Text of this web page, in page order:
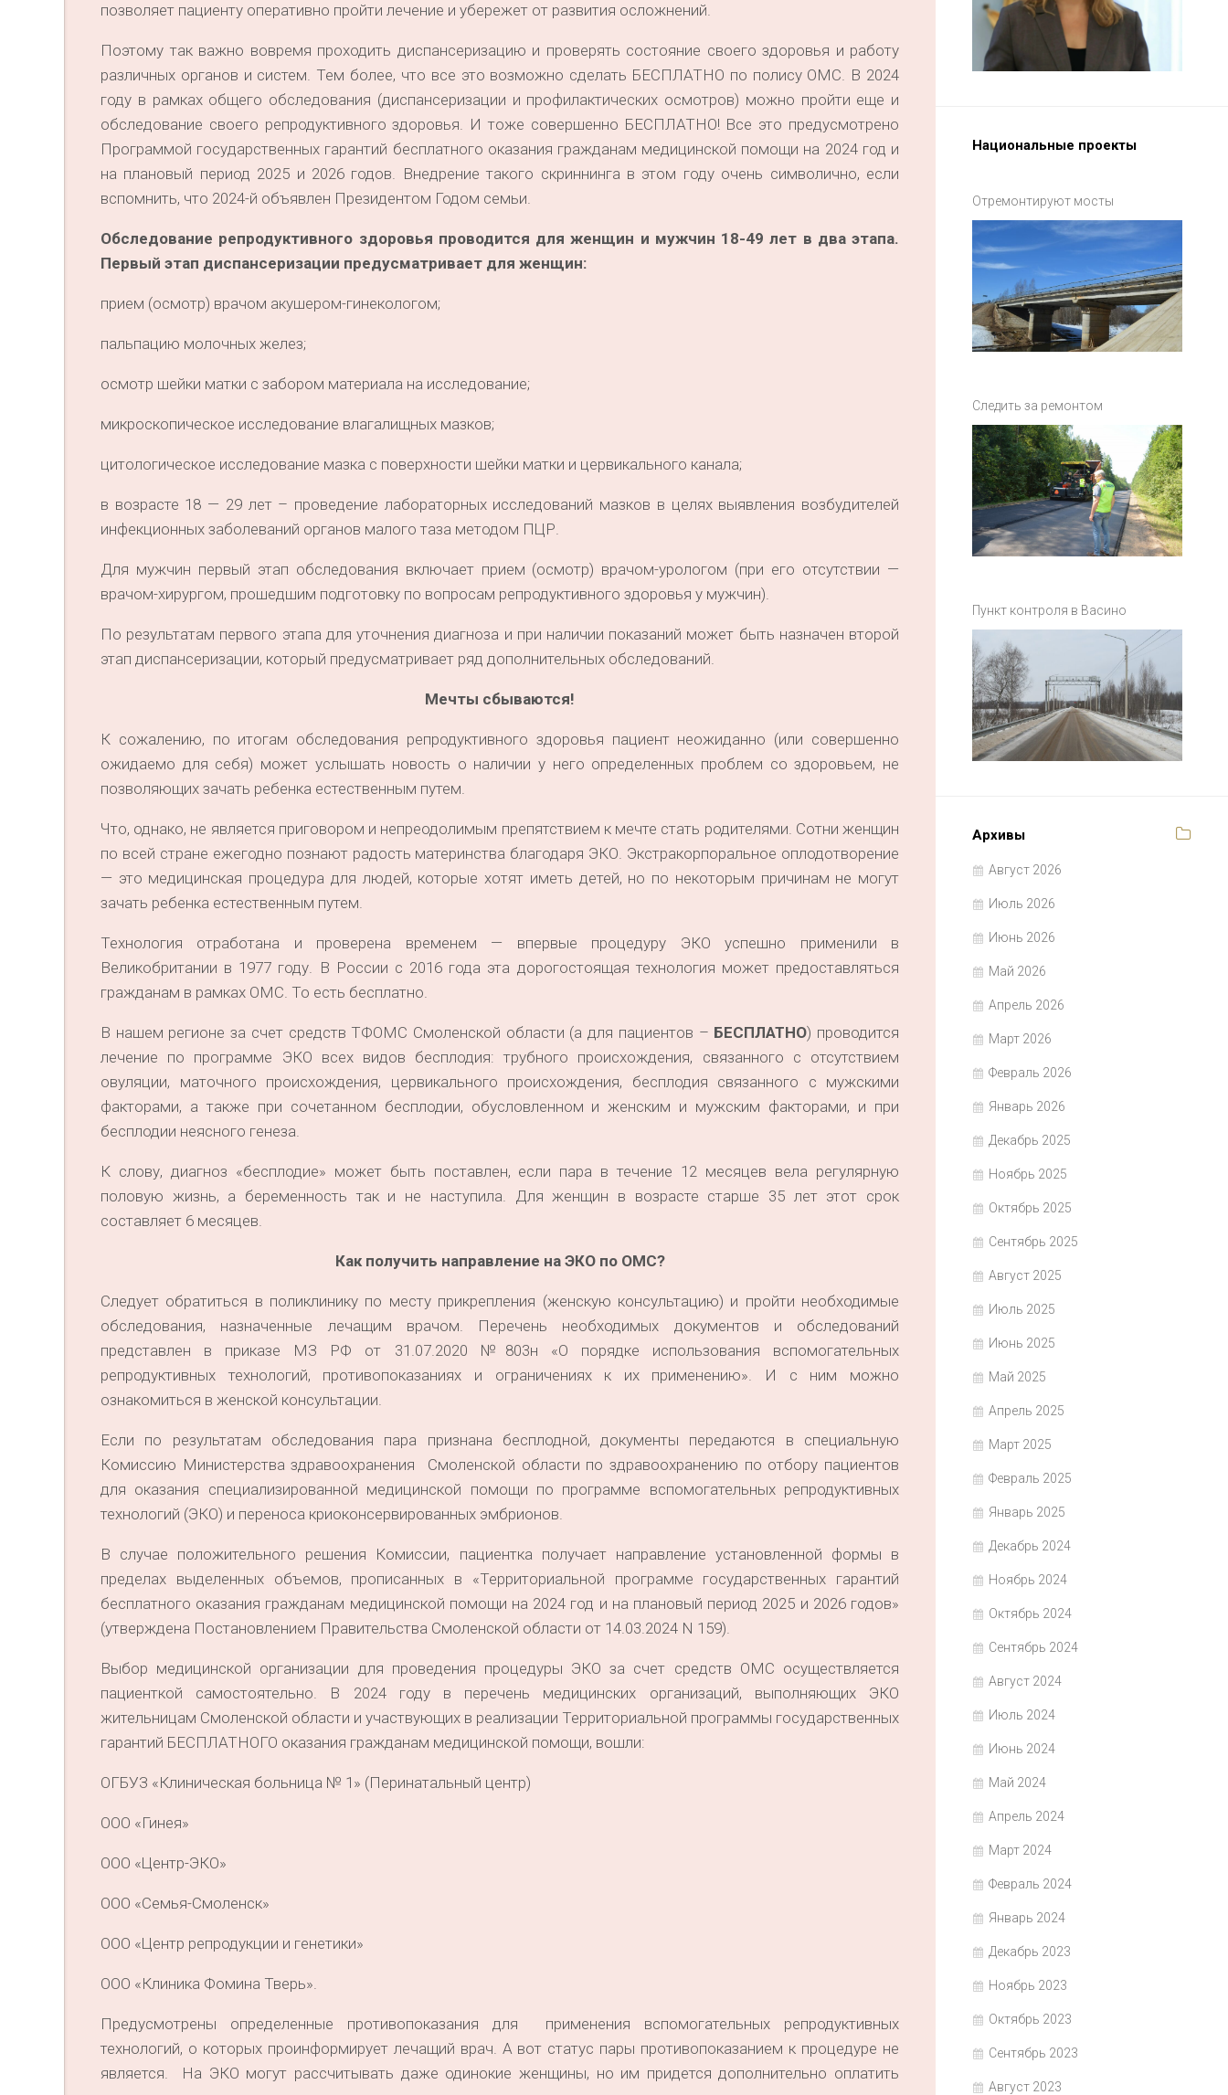
позволяет пациенту оперативно пройти лечение и убережет от развития осложнений.
Поэтому так важно вовремя проходить диспансеризацию и проверять состояние своего здоровья и работу
различных органов и систем. Тем более, что все это возможно сделать БЕСПЛАТНО по полису ОМС. В 2024
году в рамках общего обследования (диспансеризации и профилактических осмотров) можно пройти еще и
обследование своего репродуктивного здоровья. И тоже совершенно БЕСПЛАТНО! Все это предусмотрено
Программой государственных гарантий бесплатного оказания гражданам медицинской помощи на 2024 год и
на плановый период 2025 и 2026 годов. Внедрение такого скриннинга в этом году очень символично, если
вспомнить, что 2024-й объявлен Президентом Годом семьи.
Обследование репродуктивного здоровья проводится для женщин и мужчин 18-49 лет в два этапа.
Первый этап диспансеризации предусматривает для женщин:
прием (осмотр) врачом акушером-гинекологом;
пальпацию молочных желез;
осмотр шейки матки с забором материала на исследование;
микроскопическое исследование влагалищных мазков;
цитологическое исследование мазка с поверхности шейки матки и цервикального канала;
в возрасте 18 — 29 лет – проведение лабораторных исследований мазков в целях выявления возбудителей
инфекционных заболеваний органов малого таза методом ПЦР.
Для мужчин первый этап обследования включает прием (осмотр) врачом-урологом (при его отсутствии —
врачом-хирургом, прошедшим подготовку по вопросам репродуктивного здоровья у мужчин).
По результатам первого этапа для уточнения диагноза и при наличии показаний может быть назначен второй
этап диспансеризации, который предусматривает ряд дополнительных обследований.
Мечты сбываются!
К сожалению, по итогам обследования репродуктивного здоровья пациент неожиданно (или совершенно
ожидаемо для себя) может услышать новость о наличии у него определенных проблем со здоровьем, не
позволяющих зачать ребенка естественным путем.
Что, однако, не является приговором и непреодолимым препятствием к мечте стать родителями. Сотни женщин
по всей стране ежегодно познают радость материнства благодаря ЭКО. Экстракорпоральное оплодотворение
— это медицинская процедура для людей, которые хотят иметь детей, но по некоторым причинам не могут
зачать ребенка естественным путем.
Технология отработана и проверена временем — впервые процедуру ЭКО успешно применили в
Великобритании в 1977 году. В России с 2016 года эта дорогостоящая технология может предоставляться
гражданам в рамках ОМС. То есть бесплатно.
В нашем регионе за счет средств ТФОМС Смоленской области (а для пациентов – БЕСПЛАТНО) проводится
лечение по программе ЭКО всех видов бесплодия: трубного происхождения, связанного с отсутствием
овуляции, маточного происхождения, цервикального происхождения, бесплодия связанного с мужскими
факторами, а также при сочетанном бесплодии, обусловленном и женским и мужским факторами, и при
бесплодии неясного генеза.
К слову, диагноз «бесплодие» может быть поставлен, если пара в течение 12 месяцев вела регулярную
половую жизнь, а беременность так и не наступила. Для женщин в возрасте старше 35 лет этот срок
составляет 6 месяцев.
Как получить направление на ЭКО по ОМС?
Следует обратиться в поликлинику по месту прикрепления (женскую консультацию) и пройти необходимые
обследования, назначенные лечащим врачом. Перечень необходимых документов и обследований
представлен в приказе МЗ РФ от 31.07.2020 №803н «О порядке использования вспомогательных
репродуктивных технологий, противопоказаниях и ограничениях к их применению». И с ним можно
ознакомиться в женской консультации.
Если по результатам обследования пара признана бесплодной, документы передаются в специальную
Комиссию Министерства здравоохранения Смоленской области по здравоохранению по отбору пациентов
для оказания специализированной медицинской помощи по программе вспомогательных репродуктивных
технологий (ЭКО) и переноса криоконсервированных эмбрионов.
В случае положительного решения Комиссии, пациентка получает направление установленной формы в
пределах выделенных объемов, прописанных в «Территориальной программе государственных гарантий
бесплатного оказания гражданам медицинской помощи на 2024 год и на плановый период 2025 и 2026 годов»
(утверждена Постановлением Правительства Смоленской области от 14.03.2024 N 159).
Выбор медицинской организации для проведения процедуры ЭКО за счет средств ОМС осуществляется
пациенткой самостоятельно. В 2024 году в перечень медицинских организаций, выполняющих ЭКО
жительницам Смоленской области и участвующих в реализации Территориальной программы государственных
гарантий БЕСПЛАТНОГО оказания гражданам медицинской помощи, вошли:
ОГБУЗ «Клиническая больница № 1» (Перинатальный центр)
ООО «Гинея»
ООО «Центр-ЭКО»
ООО «Семья-Смоленск»
ООО «Центр репродукции и генетики»
ООО «Клиника Фомина Тверь».
Предусмотрены определенные противопоказания для применения вспомогательных репродуктивных
технологий, о которых проинформирует лечащий врач. А вот статус пары противопоказанием к процедуре не
является. На ЭКО могут рассчитывать даже одинокие женщины, но им придется дополнительно оплатить
Национальные проекты
Отремонтируют мосты
Следить за ремонтом
Пункт контроля в Васино
Архивы
Август 2026
Июль 2026
Июнь 2026
Май 2026
Апрель 2026
Март 2026
Февраль 2026
Январь 2026
Декабрь 2025
Ноябрь 2025
Октябрь 2025
Сентябрь 2025
Август 2025
Июль 2025
Июнь 2025
Май 2025
Апрель 2025
Март 2025
Февраль 2025
Январь 2025
Декабрь 2024
Ноябрь 2024
Октябрь 2024
Сентябрь 2024
Август 2024
Июль 2024
Июнь 2024
Май 2024
Апрель 2024
Март 2024
Февраль 2024
Январь 2024
Декабрь 2023
Ноябрь 2023
Октябрь 2023
Сентябрь 2023
Август 2023